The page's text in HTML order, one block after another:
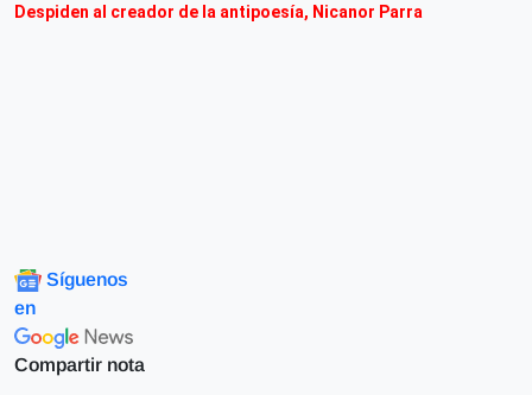
Despiden al creador de la antipoesía, Nicanor Parra
Síguenos
en
Compartir nota